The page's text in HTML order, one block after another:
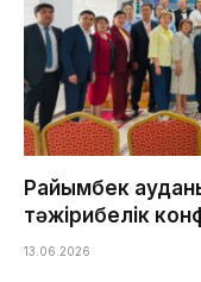
Райымбек
тәжірибелік
13.06.2026